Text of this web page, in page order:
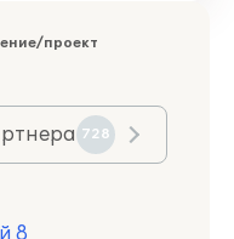
проект
728
8